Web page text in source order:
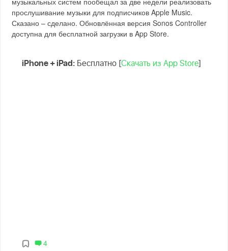
прослушивание музыки для подписчиков Apple Music.
Сказано – сделано. Обновлённая версия Sonos Controller
доступна для бесплатной загрузки в App Store.
iPhone + iPad: Бесплатно [Скачать из App Store
4